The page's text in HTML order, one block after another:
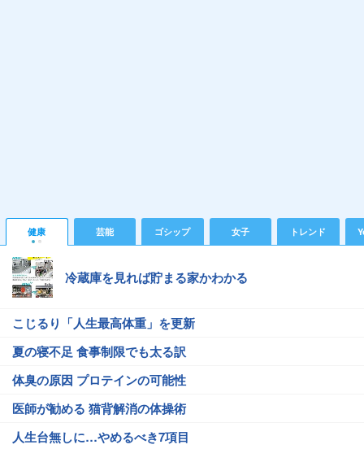
健康 芸能 ゴシップ 女子 トレンド
冷蔵庫を見れば貯まる家かわかる
こじるり「人生最高体重」を更新
夏の寝不足 食事制限でも太る訳
体臭の原因 プロテインの可能性
医師が勧める 猫背解消の体操術
人生台無しに…やめるべき7項目